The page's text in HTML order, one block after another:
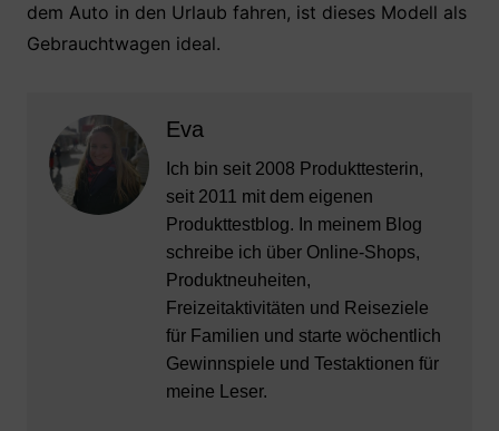
dem Auto in den Urlaub fahren, ist dieses Modell als
Gebrauchtwagen ideal.
Eva
Ich bin seit 2008 Produkttesterin,
seit 2011 mit dem eigenen
Produkttestblog. In meinem Blog
schreibe ich über Online-Shops,
Produktneuheiten,
Freizeitaktivitäten und Reiseziele
für Familien und starte wöchentlich
Gewinnspiele und Testaktionen für
meine Leser.